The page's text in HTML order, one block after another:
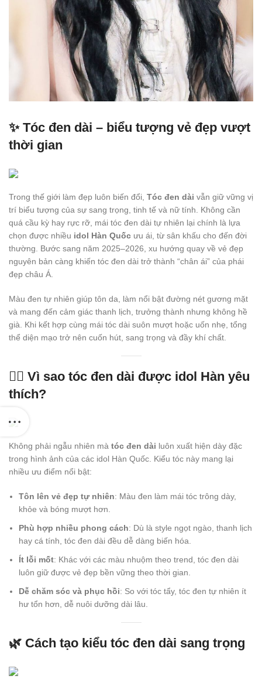
✨ Tóc đen dài – biểu tượng vẻ đẹp vượt
thời gian
Trong thế giới làm đẹp luôn biến đổi, Tóc đen dài vẫn giữ vững vị
trí biểu tượng của sự sang trọng, tinh tế và nữ tính. Không cần
quá cầu kỳ hay rực rỡ, mái tóc đen dài tự nhiên lại chính là lựa
chọn được nhiều idol Hàn Quốc ưu ái, từ sân khấu cho đến đời
thường. Bước sang năm 2025–2026, xu hướng quay về vẻ đẹp
nguyên bản càng khiến tóc đen dài trở thành “chân ái” của phái
đẹp châu Á.
Màu đen tự nhiên giúp tôn da, làm nổi bật đường nét gương mặt
và mang đến cảm giác thanh lịch, trưởng thành nhưng không hề
già. Khi kết hợp cùng mái tóc dài suôn mượt hoặc uốn nhẹ, tổng
thể diện mạo trở nên cuốn hút, sang trọng và đầy khí chất.
💇‍♀️ Vì sao tóc đen dài được idol Hàn yêu
thích?
Không phải ngẫu nhiên mà tóc đen dài luôn xuất hiện dày đặc
trong hình ảnh của các idol Hàn Quốc. Kiểu tóc này mang lại
nhiều ưu điểm nổi bật:
Tôn lên vẻ đẹp tự nhiên: Màu đen làm mái tóc trông dày,
khỏe và bóng mượt hơn.
Phù hợp nhiều phong cách: Dù là style ngọt ngào, thanh lịch
hay cá tính, tóc đen dài đều dễ dàng biến hóa.
Ít lỗi mốt: Khác với các màu nhuộm theo trend, tóc đen dài
luôn giữ được vẻ đẹp bền vững theo thời gian.
Dễ chăm sóc và phục hồi: So với tóc tẩy, tóc đen tự nhiên ít
hư tổn hơn, dễ nuôi dưỡng dài lâu.
🌿 Cách tạo kiểu tóc đen dài sang trọng